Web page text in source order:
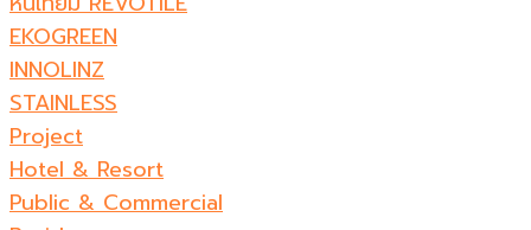
EKOGREEN
INNOLINZ
STAINLESS
Project
Hotel & Resort
Public & Commercial